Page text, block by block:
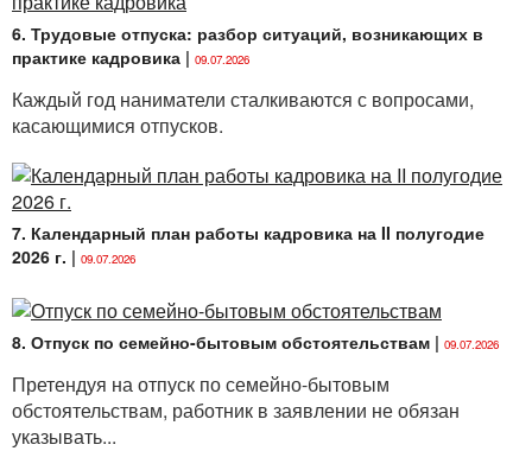
6. Трудовые отпуска: разбор ситуаций, возникающих в
практике кадровика | 09.07.2026
Каждый год наниматели сталкиваются с вопросами,
касающимися отпусков.
7. Календарный план работы кадровика на II полугодие
2026 г. | 09.07.2026
8. Отпуск по семейно-бытовым обстоятельствам | 09.07.2026
Претендуя на отпуск по семейно-бытовым
обстоятельствам, работник в заявлении не обязан
указывать...